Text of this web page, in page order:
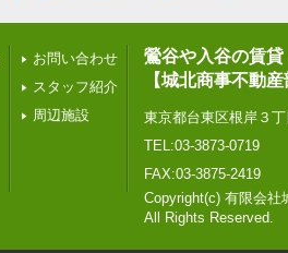
お問い合わせ
スタッフ紹介
周辺施設
鶯谷や入谷の賃
【城北商事不動産
東京都台東区根岸３
TEL:03-3873-0719
FAX:03-3875-2419
Copyright(c) 有限会社
All Rights Reserved.